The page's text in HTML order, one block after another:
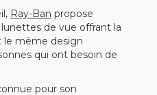
Ray-Ban propose
de vue offrant la
le même design
qui ont besoin de
pour son